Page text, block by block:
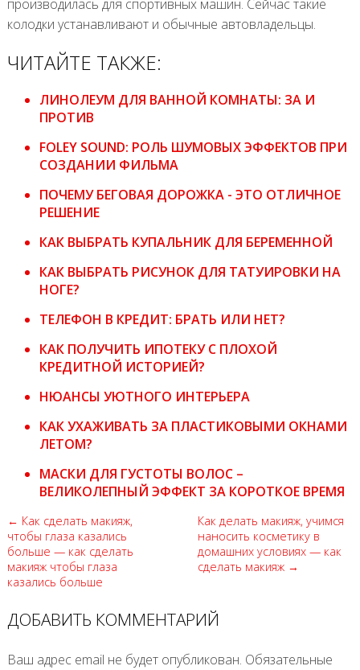
производилась для спортивных машин. Сейчас такие
колодки устанавливают и обычные автовладельцы.
ЧИТАЙТЕ ТАКЖЕ:
ЛИНОЛЕУМ ДЛЯ ВАННОЙ КОМНАТЫ: ЗА И
ПРОТИВ
FOLEY SOUND: РОЛЬ ШУМОВЫХ ЭФФЕКТОВ ПРИ
СОЗДАНИИ ФИЛЬМА
ПОЧЕМУ БЕГОВАЯ ДОРОЖКА - ЭТО ОТЛИЧНОЕ
РЕШЕНИЕ
КАК ВЫБРАТЬ КУПАЛЬНИК ДЛЯ БЕРЕМЕННОЙ
КАК ВЫБРАТЬ РИСУНОК ДЛЯ ТАТУИРОВКИ НА
НОГЕ?
ТЕЛЕФОН В КРЕДИТ: БРАТЬ ИЛИ НЕТ?
КАК ПОЛУЧИТЬ ИПОТЕКУ С ПЛОХОЙ
КРЕДИТНОЙ ИСТОРИЕЙ?
НЮАНСЫ УЮТНОГО ИНТЕРЬЕРА
КАК УХАЖИВАТЬ ЗА ПЛАСТИКОВЫМИ ОКНАМИ
ЛЕТОМ?
МАСКИ ДЛЯ ГУСТОТЫ ВОЛОС –
ВЕЛИКОЛЕПНЫЙ ЭФФЕКТ ЗА КОРОТКОЕ ВРЕМЯ
← Как сделать макияж,
чтобы глаза казались
больше — как сделать
макияж чтобы глаза
казались больше
Как делать макияж, учимся
наносить косметику в
домашних условиях — как
сделать макияж →
ДОБАВИТЬ КОММЕНТАРИЙ
Ваш адрес email не будет опубликован. Обязательные